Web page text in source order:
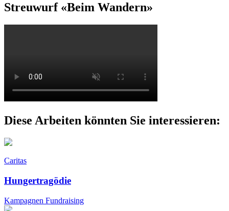
Streuwurf «Beim Wandern»
Diese Arbeiten könnten Sie interessieren:
Caritas
Hungertragödie
Kampagnen Fundraising